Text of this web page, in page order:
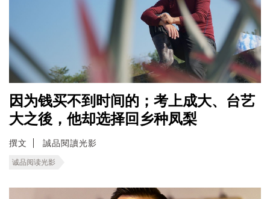
因为钱买不到时间的；考上成大、台艺
大之後，他却选择回乡种凤梨
撰文 誠品閱讀光影
诚品阅读光影